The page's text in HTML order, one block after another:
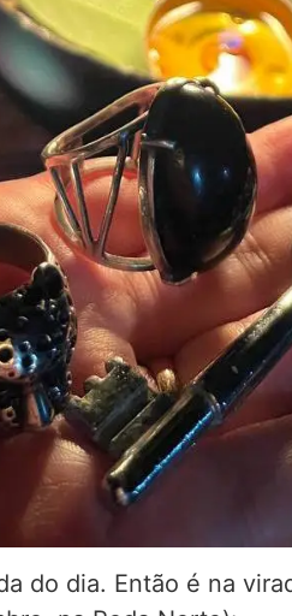
do dia. Então é na